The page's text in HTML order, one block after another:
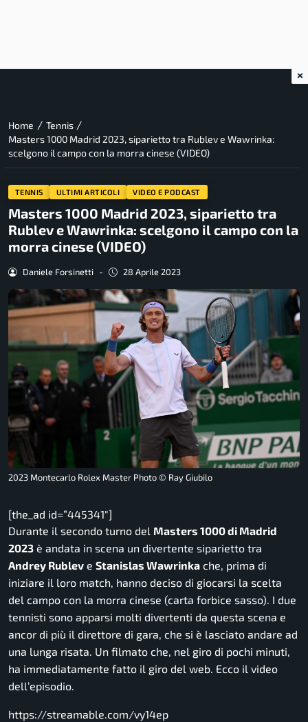
Home / Tennis /
Masters 1000 Madrid 2023, siparietto tra Rublev e Wawrinka:
scelgono il campo con la morra cinese (VIDEO)
TENNIS ULTIMI ARTICOLI VIDEO E PODCAST
Masters 1000 Madrid 2023, siparietto tra
Rublev e Wawrinka: scelgono il campo con la
morra cinese (VIDEO)
Daniele Forsinetti - 28 Aprile 2023
2023 Montecarlo Rolex Master Photo © Ray Giubilo
[the_ad id=”445341″]
Durante il secondo turno del Masters 1000 di Madrid
2023 è andata in scena un divertente siparietto tra
Andrey Rublev e Stanislas Wawrinka che, prima di
iniziare il loro match, hanno deciso di giocarsi la scelta
del campo con la morra cinese (carta forbice sasso). I due
tennisti sono apparsi molti divertenti da questa scena e
ancor di più il direttore di gara, che si è lasciato andare ad
una lunga risata. Un filmato che, nel giro di pochi minuti,
ha immediatamente fatto il giro del web. Ecco il video
dell’episodio.
https://streamable.com/vy14ep
×